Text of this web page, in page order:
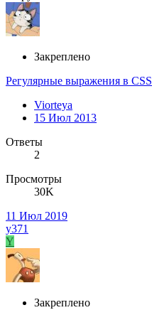
Закреплено
Регулярные выражения в CSS
Viorteya
15 Июл 2013
Ответы
2
Просмотры
30K
11 Июл 2019
y371
Y
Закреплено